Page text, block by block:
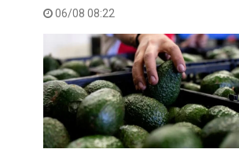
06/08 08:22